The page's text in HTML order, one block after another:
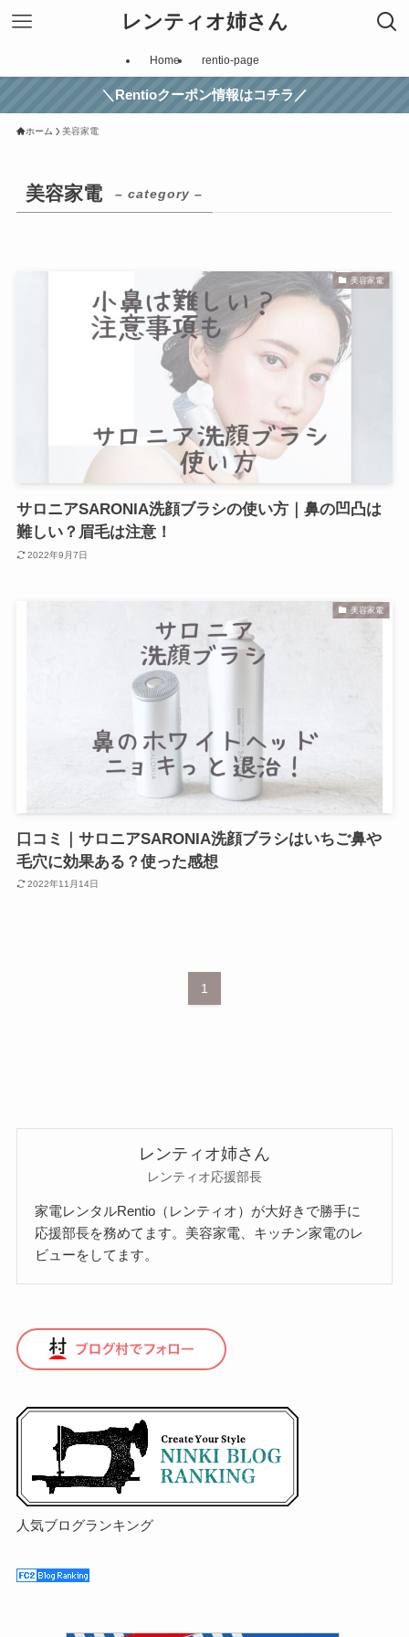
レンティオ姉さん
Home rentio-page
＼Rentioクーポン情報はコチラ／
ホーム 美容家電
美容家電 – category –
美容家電
サロニアSARONIA洗顔ブラシの使い方｜鼻の凹凸は
難しい？眉毛は注意！
2022年9月7日
美容家電
口コミ｜サロニアSARONIA洗顔ブラシはいちご鼻や
毛穴に効果ある？使った感想
2022年11月14日
1
レンティオ姉さん
レンティオ応援部長
家電レンタルRentio（レンティオ）が大好きで勝手に
応援部長を務めてます。美容家電、キッチン家電のレ
ビューをしてます。
人気ブログランキング